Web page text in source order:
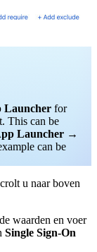
Launcher for
This can be
Launcher →
can be
u naar boven
waarden en voer
Single Sign-On